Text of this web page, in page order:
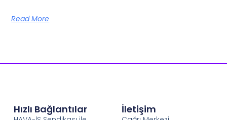
Read More
Hızlı Bağlantılar İletişim